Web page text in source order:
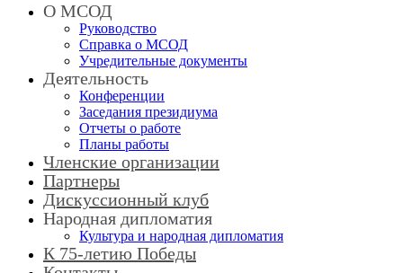
О МСОД
Руководство
Справка о МСОД
Учредительные документы
Деятельность
Конференции
Заседания президиума
Отчеты о работе
Планы работы
Членские организации
Партнеры
Дискуссионный клуб
Народная дипломатия
Культура и народная дипломатия
К 75-летию Победы